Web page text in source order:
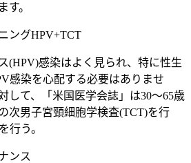
す。
グHPV+TCT
感染はよく見られ、特に性生
感染を心配する必要はありませ
して、「米国医学会誌」は30〜65歳
次男子宮頸細胞学検査(TCT)を行
行う。
ンス